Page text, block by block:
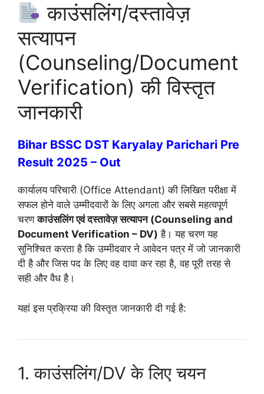
काउंसलिंग/दस्तावेज़
सत्यापन
(Counseling/Document
Verification) की विस्तृत
जानकारी
Bihar BSSC DST Karyalay Parichari Pre
Result 2025 – Out
कार्यालय परिचारी (Office Attendant) की लिखित परीक्षा में
सफल होने वाले उम्मीदवारों के लिए अगला और सबसे महत्वपूर्ण
चरणकाउंसलिंग एवं दस्तावेज़ सत्यापन (Counseling and
Document Verification – DV) है। यह चरण यह
सुनिश्चित करता है कि उम्मीदवार ने आवेदन पत्र में जो जानकारी
दी है और जिस पद के लिए वह दावा कर रहा है, वह पूरी तरह से
सही और वैध है।
यहां इस प्रक्रिया की विस्तृत जानकारी दी गई है:
1. काउंसलिंग/DV के लिए चयन